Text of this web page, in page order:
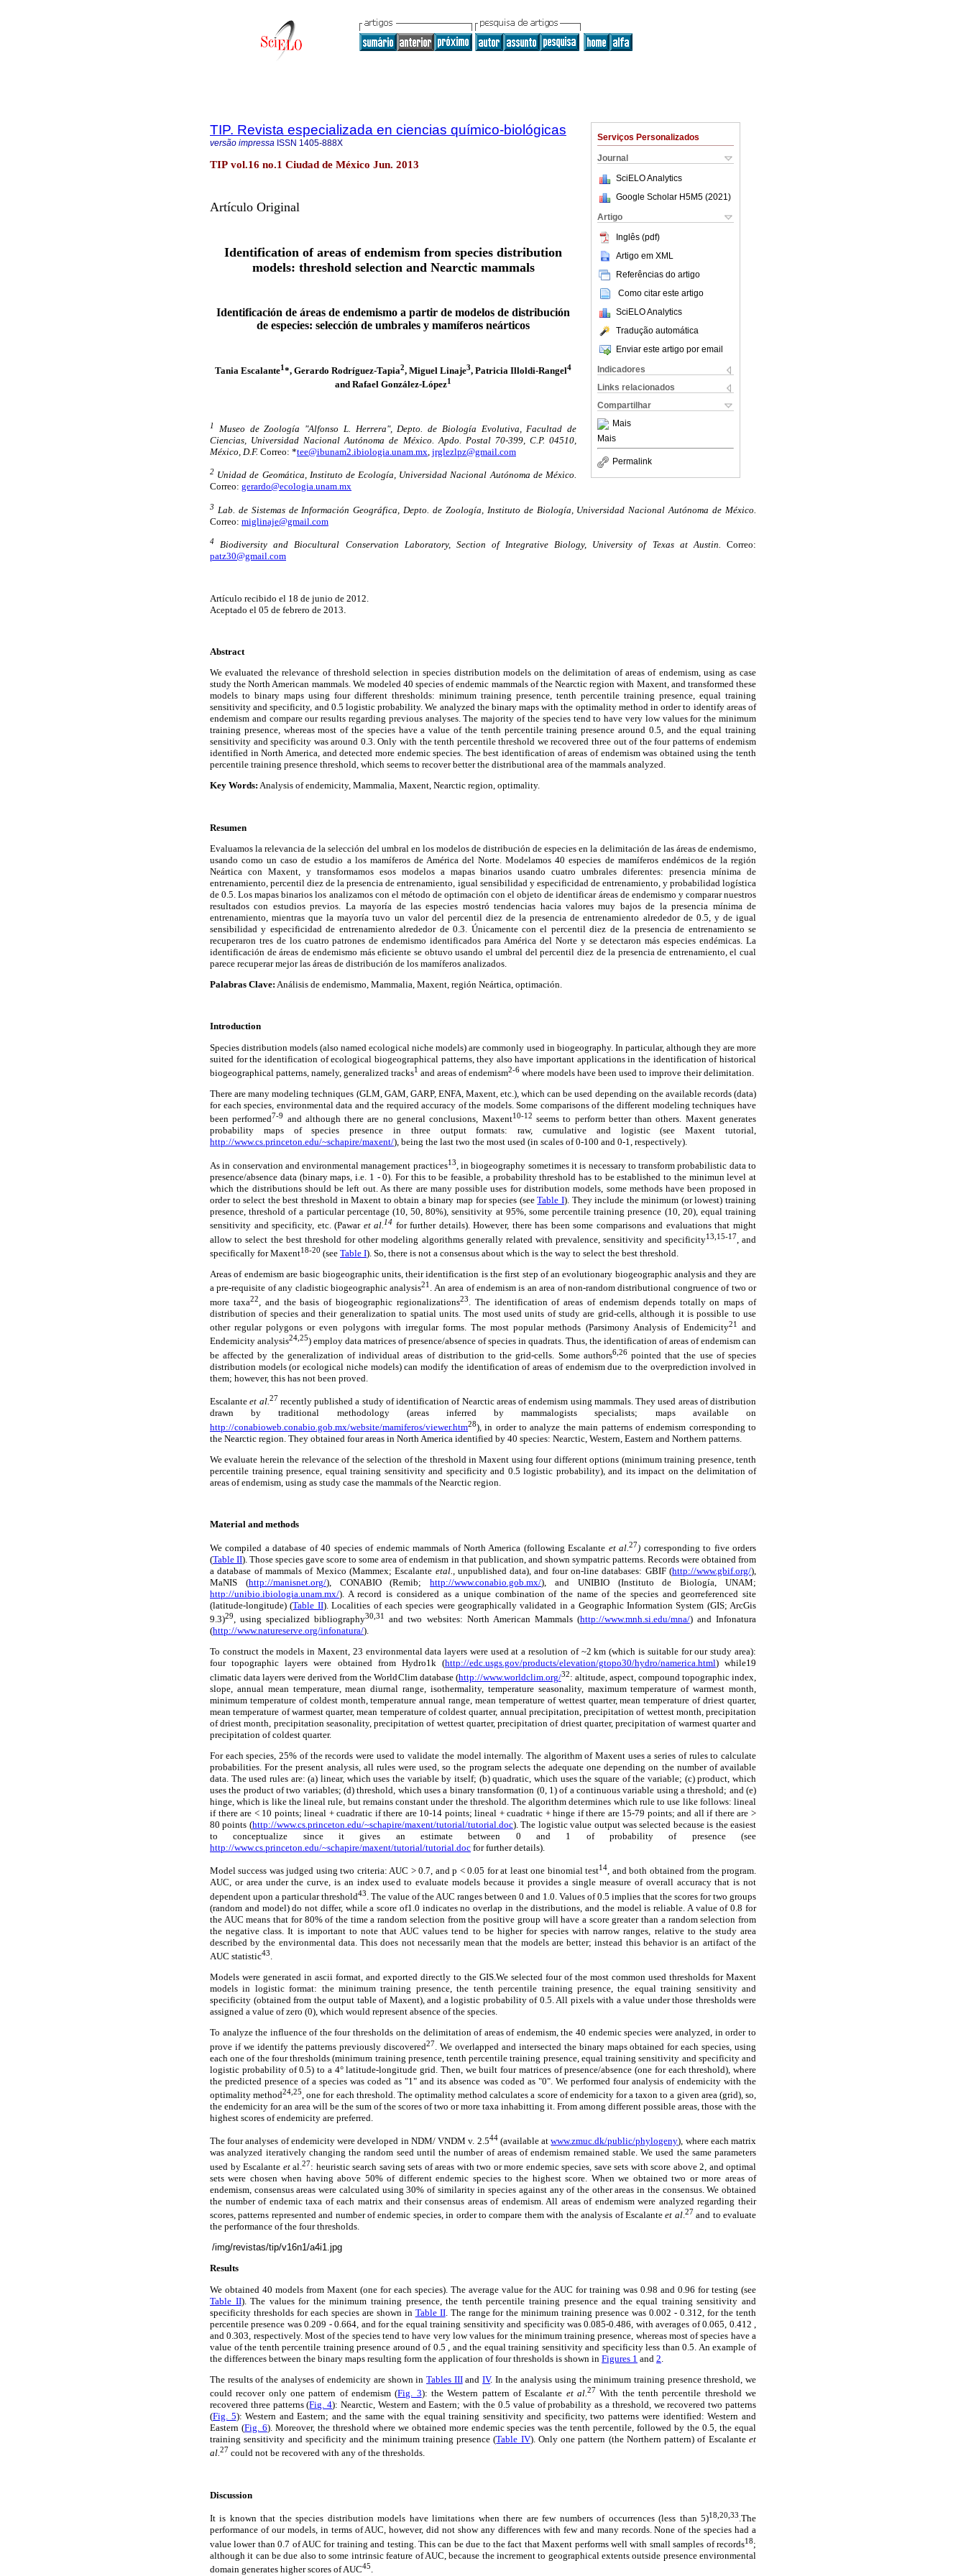
Serviços Personalizados
Journal
SciELO Analytics
Google Scholar H5M5 (2021 )
Artigo
Inglês (pdf)
Artigo em XML
Referências do artigo
Como citar este artigo
SciELO Analytics
Tradução automática
Enviar este artigo por email
Indicadores
Links relacionados
Compartilhar
Mais
Mais
Permalink
TIP. Revista especializada en ciencias químico-biológicas
versão impressa ISSN 1405-888X
TIP vol.16 no.1 Ciudad de México Jun. 2013
Artículo Original
Identification of areas of endemism from species distribution
models: threshold selection and Nearctic mammals
Identificación de áreas de endemismo a partir de modelos de distribución
de especies: selección de umbrales y mamíferos neárticos
Tania Escalante1*, Gerardo Rodríguez-Tapia2, Miguel Linaje3, Patricia Illoldi-Rangel4
and Rafael González-López1
1
Museo de Zoología "Alfonso L. Herrera", Depto. de Biología Evolutiva, Facultad de
Ciencias, Universidad Nacional Autónoma de México. Apdo. Postal 70-399, C.P. 04510,
México, D.F. Correo: *tee@ibunam2.ibiologia.unam.mx jrglezlpz@gmail.com
2 Unidad de Geomática, Instituto de Ecología, Universidad Nacional Autónoma de México.
Correo: gerardo@ecologia.unam.mx
3 Lab. de Sistemas de Información Geográfica, Depto. de Zoología, Instituto de Biología, Universidad Nacional Autónoma de México.
Correo: miglinaje@gmail.com
4 Biodiversity and Biocultural Conservation Laboratory, Section of Integrative Biology, University of Texas at Austin. Correo:
patz30@gmail.com
Artículo recibido el 18 de junio de 2012.
Aceptado el 05 de febrero de 2013
Abstract
We evaluated the relevance of threshold selection in species distribution models on the delimitation of areas of endemism, using as case
study the North American mammals. We modeled 40 species of endemic mammals of the Nearctic region with Maxent, and transformed these
models to binary maps using four different thresholds: minimum training presence, tenth percentile training presence, equal training
sensitivity and specificity, and 0.5 logistic probability. We analyzed the binary maps with the optimality method in order to identify areas of
endemism and compare our results regarding previous analyses. The majority of the species tend to have very low values for the minimum
training presence, whereas most of the species have a value of the tenth percentile training presence around 0.5, and the equal training
sensitivity and specificity was around 0.3. Only with the tenth percentile threshold we recovered three out of the four patterns of endemism
identified in North America, and detected more endemic species. The best identification of areas of endemism was obtained using the tenth
percentile training presence threshold, which seems to recover better the distributional area of the mammals analyzed.
Key Words: Analysis of endemicity, Mammalia, Maxent, Nearctic region, optimality.
Resumen
Evaluamos la relevancia de la selección del umbral en los modelos de distribución de especies en la delimitación de las áreas de endemismo,
usando como un caso de estudio a los mamíferos de América del Norte. Modelamos 40 especies de mamíferos endémicos de la región
Neártica con Maxent, y transformamos esos modelos a mapas binarios usando cuatro umbrales diferentes: presencia mínima de
entrenamiento, percentil diez de la presencia de entrenamiento, igual sensibilidad y especificidad de entrenamiento, y probabilidad logística
de 0.5. Los mapas binarios los analizamos con el método de optimación con el objeto de identificar áreas de endemismo y comparar nuestros
resultados con estudios previos. La mayoría de las especies mostró tendencias hacia valores muy bajos de la presencia mínima de
entrenamiento, mientras que la mayoría tuvo un valor del percentil diez de la presencia de entrenamiento alrededor de 0.5, y de igual
sensibilidad y especificidad de entrenamiento alrededor de 0.3. Únicamente con el percentil diez de la presencia de entrenamiento se
recuperaron tres de los cuatro patrones de endemismo identificados para América del Norte y se detectaron más especies endémicas. La
identificación de áreas de endemismo más eficiente se obtuvo usando el umbral del percentil diez de la presencia de entrenamiento, el cual
parece recuperar mejor las áreas de distribución de los mamíferos analizados.
Palabras Clave: Análisis de endemismo, Mammalia, Maxent, región Neártica, optimación.
Introduction
Species distribution models (also named ecological niche models) are commonly used in biogeography. In particular, although they are more
suited for the identification of ecological biogeographical patterns, they also have important applications in the identification of historical
biogeographical patterns, namely, generalized tracks1 and areas of endemism2-6 where models have been used to improve their delimitation.
There are many modeling techniques (GLM, GAM, GARP, ENFA, Maxent, etc.), which can be used depending on the available records (data)
for each species, environmental data and the required accuracy of the models. Some comparisons of the different modeling techniques have
been performed7-9 and although there are no general conclusions, Maxent10-12 seems to perform better than others. Maxent generates
probability maps of species presence in three output formats: raw, cumulative and logistic (see Maxent tutorial,
http://www.cs.princeton.edu/~schapire/maxent/), being the last two the most used (in scales of 0-100 and 0-1, respectively).
As in conservation and environmental management practices13 , in biogeography sometimes it is necessary to transform probabilistic data to
presence/absence data (binary maps, i.e. 1 - 0). For this to be feasible, a probability threshold has to be established to the minimun level at
which the distributions should be left out. As there are many possible uses for distribution models, some methods have been proposed in
order to select the best threshold in Maxent to obtain a binary map for species (seeTable I). They include the minimum (or lowest) training
presence, threshold of a particular percentage (10, 50, 80%), sensitivity at 95%, some percentile training presence (10, 20), equal training
sensitivity and specificity, etc. (Pawar et al.14 for further details). However, there has been some comparisons and evaluations that might
allow to select the best threshold for other modeling algorithms generally related with prevalence, sensitivity and specificity13,15-17 , and
specifically for Maxent18-20 (see Table I). So, there is not a consensus about which is the way to select the best threshold.
Areas of endemism are basic biogeographic units, their identification is the first step of an evolutionary biogeographic analysis and they are
a pre-requisite of any cladistic biogeographic analysis21 . An area of endemism is an area of non-random distributional congruence of two or
more taxa22 , and the basis of biogeographic regionalizations23
. The identification of areas of endemism depends totally on maps of
distribution of species and their generalization to spatial units. The most used units of study are grid-cells, although it is possible to use
other regular polygons or even polygons with irregular forms. The most popular methods (Parsimony Analysis of Endemicity21
and
Endemicity analysis24,25) employ data matrices of presence/absence of species in quadrats. Thus, the identification of areas of endemism can
be affected by the generalization of individual areas of distribution to the grid-cells. Some authors6,26pointed that the use of species
distribution models (or ecological niche models) can modify the identification of areas of endemism due to the overprediction involved in
them; however, this has not been proved.
Escalanteet al.27 recently published a study of identification of Nearctic areas of endemism using mammals. They used areas of distribution
drawn by traditional methodology (areas inferred by mammalogists specialists; maps available on
http://conabioweb.conabio.gob.mx/website/mamiferos/viewer.htm28), in order to analyze the main patterns of endemism corresponding to
the Nearctic region. They obtained four areas in North America identified by 40 species: Nearctic, Western, Eastern and Northern patterns.
We evaluate herein the relevance of the selection of the threshold in Maxent using four different options (minimum training presence, tenth
percentile training presence, equal training sensitivity and specificity and 0.5 logistic probability), and its impact on the delimitation of
areas of endemism, using as study case the mammals of the Nearctic region.
Material and methods
We compiled a database of 40 species of endemic mammals of North America (following Escalante et al.27) corresponding to five orders
(Table II). Those species gave score to some area of endemism in that publication, and shown sympatric patterns. Records were obtained from
a database of mammals of Mexico (Mammex; Escalante etal., unpublished data), and four on-line databases: GBIF (http://www.gbif.org/),
MaNIS (http://manisnet.org/), CONABIO (Remib;http://www.conabio.gob.mx/), and UNIBIO (Instituto de Biología, UNAM;
http://unibio.ibiologia.unam.mx/). A record is considered as a unique combination of the name of the species and georreferenced site
(latitude-longitude) (Table II). Localities of each species were geographically validated in a Geographic Information System (GIS; ArcGis
9.3)29 , using specialized bibliography30,31 and two websites: North American Mammals (http://www.mnh.si.edu/mna/) and Infonatura
(http://www.natureserve.org/infonatura/).
To construct the models in Maxent, 23 environmental data layers were used at a resolution of ~2 km (which is suitable for our study area):
four topographic layers were obtained from Hydro1k (http://edc.usgs.gov/products/elevation/gtopo30/hydro/namerica.html) while19
climatic data layers were derived from the WorldClim database (http://www.worldclim.org/32: altitude, aspect, compound topographic index,
slope, annual mean temperature, mean diurnal range, isothermality, temperature seasonality, maximum temperature of warmest month,
minimum temperature of coldest month, temperature annual range, mean temperature of wettest quarter, mean temperature of driest quarter,
mean temperature of warmest quarter, mean temperature of coldest quarter, annual precipitation, precipitation of wettest month, precipitation
of driest month, precipitation seasonality, precipitation of wettest quarter, precipitation of driest quarter, precipitation of warmest quarter and
precipitation of coldest quarter.
For each species, 25% of the records were used to validate the model internally. The algorithm of Maxent uses a series of rules to calculate
probabilities. For the present analysis, all rules were used, so the program selects the adequate one depending on the number of available
data. The used rules are: (a) linear, which uses the variable by itself; (b) quadratic, which uses the square of the variable; (c) product, which
uses the product of two variables; (d) threshold, which uses a binary transformation (0, 1) of a continuous variable using a threshold; and (e)
hinge, which is like the lineal rule, but remains constant under the threshold. The algorithm determines which rule to use like follows: lineal
if there are < 10 points; lineal + cuadratic if there are 10-14 points; lineal + cuadratic + hinge if there are 15-79 points; and all if there are >
80 points (http://www.cs.princeton.edu/~schapire/maxent/tutorial/tutorial.doc). The logistic value output was selected because is the easiest
to conceptualize since it gives an estimate between 0 and 1 of probability of presence (see
http://www.cs.princeton.edu/~schapire/maxent/tutorial/tutorial.doc for further details).
Model success was judged using two criteria: AUC > 0.7, and p < 0.05 for at least one binomial test14, and both obtained from the program.
AUC, or area under the curve, is an index used to evaluate models because it provides a single measure of overall accuracy that is not
dependent upon a particular threshold43 . The value of the AUC ranges between 0 and 1.0. Values of 0.5 implies that the scores for two groups
(random and model) do not differ, while a score of1.0 indicates no overlap in the distributions, and the model is reliable. A value of 0.8 for
the AUC means that for 80% of the time a random selection from the positive group will have a score greater than a random selection from
the negative class. It is important to note that AUC values tend to be higher for species with narrow ranges, relative to the study area
described by the environmental data. This does not necessarily mean that the models are better; instead this behavior is an artifact of the
AUC statistic43
Models were generated in ascii format, and exported directly to the GIS.We selected four of the most common used thresholds for Maxent
models in logistic format: the minimum training presence, the tenth percentile training presence, the equal training sensitivity and
specificity (obtained from the output table of Maxent), and a logistic probability of 0.5. All pixels with a value under those thresholds were
assigned a value of zero (0), which would represent absence of the species.
To analyze the influence of the four thresholds on the delimitation of areas of endemism, the 40 endemic species were analyzed, in order to
prove if we identify the patterns previously discovered27 . We overlapped and intersected the binary maps obtained for each species, using
each one of the four thresholds (minimum training presence, tenth percentile training presence, equal training sensitivity and specificity and
logistic probability of 0.5) to a 4° latitude-longitude grid. Then, we built four matrices of presence/absence (one for each threshold), where
the predicted presence of a species was coded as "1" and its absence was coded as "0". We performed four analysis of endemicity with the
optimality method24,25 , one for each threshold. The optimality method calculates a score of endemicity for a taxon to a given area (grid), so,
the endemicity for an area will be the sum of the scores of two or more taxa inhabitting it. From among different possible areas, those with the
highest scores of endemicity are preferred.
The four analyses of endemicity were developed in NDM/ VNDM v. 2.544(available atwww.zmuc.dk/public/phylogeny), where each matrix
was analyzed iteratively changing the random seed until the number of areas of endemism remained stable. We used the same parameters
used by Escalante etal. 27: heuristic search saving sets of areas with two or more endemic species, save sets with score above 2, and optimal
sets were chosen when having above 50% of different endemic species to the highest score. When we obtained two or more areas of
endemism, consensus areas were calculated using 30% of similarity in species against any of the other areas in the consensus. We obtained
the number of endemic taxa of each matrix and their consensus areas of endemism. All areas of endemism were analyzed regarding their
scores, patterns represented and number of endemic species, in order to compare them with the analysis of Escalanteet al.27 and to evaluate
the performance of the four thresholds.
/img/revistas/tip/v16n1/a4i1.jpg
Results
We obtained 40 models from Maxent (one for each species). The average value for the AUC for training was 0.98 and 0.96 for testing (see
Table II). The values for the minimum training presence, the tenth percentile training presence and the equal training sensitivity and
specificity thresholds for each species are shown in Table II. The range for the minimum training presence was 0.002 - 0.312, for the tenth
percentile presence was 0.209 - 0.664, and for the equal training sensitivity and specificity was 0.085-0.486, with averages of 0.065, 0.412 ,
and 0.303, respectively. Most of the species tend to have very low values for the minimum training presence, whereas most of species have a
value of the tenth percentile training presence around of 0.5 , and the equal training sensitivity and specificity less than 0.5. An example of
the differences between the binary maps resulting form the application of four thresholds is shown in Figures 1 and 2
The results of the analyses of endemicity are shown in Tables IIIandIV. In the analysis using the minimum training presence threshold, we
could recover only one pattern of endemism (Fig. 3): the Western pattern of Escalante et al.27 With the tenth percentile threshold we
recovered three patterns (Fig. 4): Nearctic, Western and Eastern; with the 0.5 value of probability as a threshold, we recovered two patterns
(Fig. 5): Western and Eastern; and the same with the equal training sensitivity and specificity, two patterns were identified: Western and
Eastern (Fig. 6). Moreover, the threshold where we obtained more endemic species was the tenth percentile, followed by the 0.5, the equal
training sensitivity and specificity and the minimum training presence (Table IV). Only one pattern (the Northern pattern) of Escalanteet
al.27 could not be recovered with any of the thresholds.
Discussion
It is known that the species distribution models have limitations when there are few numbers of occurrences (less than 5)18,20,33.The
performance of our models, in terms of AUC, however, did not show any differences with few and many records. None of the species had a
value lower than 0.7 of AUC for training and testing. This can be due to the fact that Maxent performs well with small samples of records18;
although it can be due also to some intrinsic feature of AUC, because the increment to geographical extents outside presence environmental
domain generates higher scores of AUC45.